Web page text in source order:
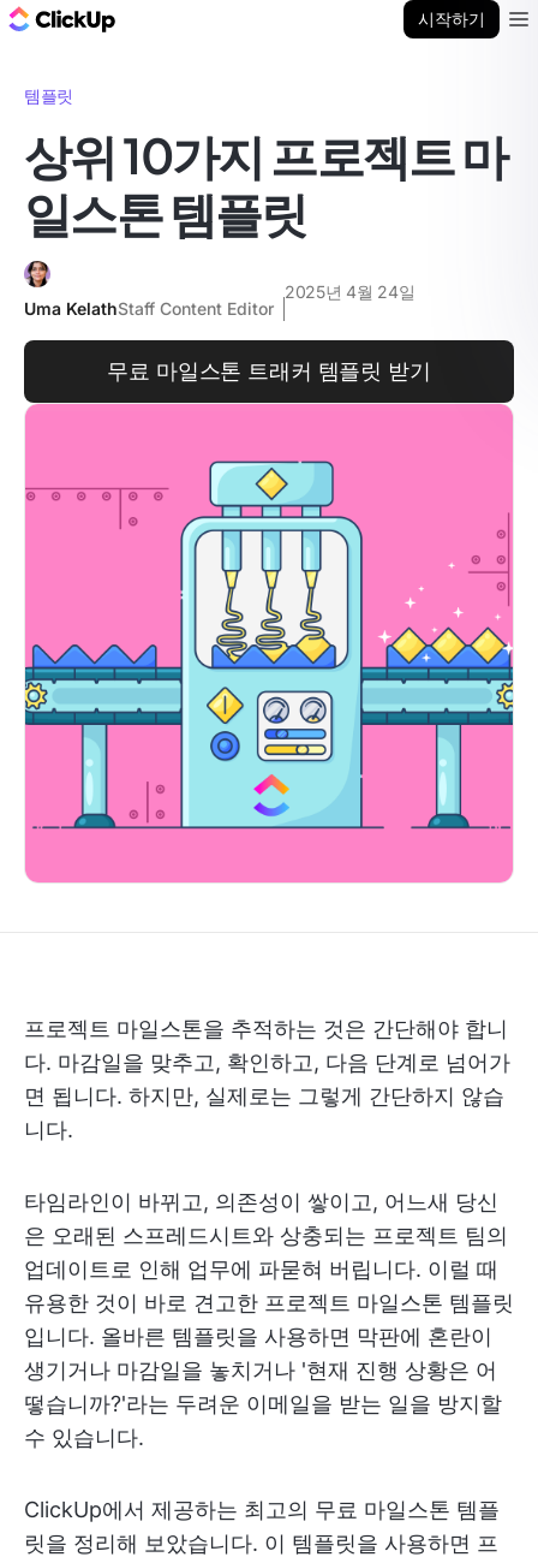
시작하기
템플릿
상위 10가지 프로젝트 마
일스톤 템플릿
Uma KelathStaff Content Editor
2025년 4월 24일
무료 마일스톤 트래커 템플릿 받기
프로젝트 마일스톤을 추적하는 것은 간단해야 합니
다. 마감일을 맞추고, 확인하고, 다음 단계로 넘어가
면 됩니다. 하지만, 실제로는 그렇게 간단하지 않습
니다.
타임라인이 바뀌고, 의존성이 쌓이고, 어느새 당신
은 오래된 스프레드시트와 상충되는 프로젝트 팀의
업데이트로 인해 업무에 파묻혀 버립니다. 이럴 때
유용한 것이 바로 견고한 프로젝트 마일스톤 템플릿
입니다. 올바른 템플릿을 사용하면 막판에 혼란이
생기거나 마감일을 놓치거나 '현재 진행 상황은 어
떻습니까?'라는 두려운 이메일을 받는 일을 방지할
수 있습니다.
ClickUp에서 제공하는 최고의 무료 마일스톤 템플
릿을 정리해 보았습니다. 이 템플릿을 사용하면 프